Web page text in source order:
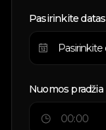
Pasirinkite datas
Nuomos pradžia